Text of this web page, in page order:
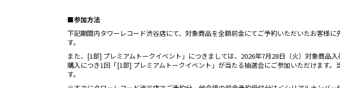
■参加方法
下記期間内タワーレコード渋谷店にて、対象商品を全額前金にてご予約いただいたお客様
す。
また、[1部] プレミアムトークイベント」につきましては、2026年7月28日（火）対象商品
購入につき1回「[1部] プレミアムトークイベント」が当たる抽選会にご参加いただけます
す。